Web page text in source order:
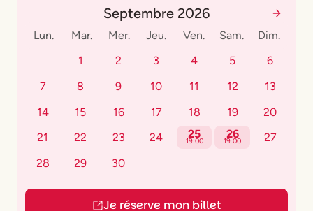
Septembre 2026
Lun. Mar. Mer. Jeu. Ven. Sam.
Dim.
1
2 3 4 5
6
7
8 9 10 11 12
13
14
15 16 17 18 19
20
21
22 23 24 25
19:00
26
19:00
27
28
29 30
Je réserve mon billet